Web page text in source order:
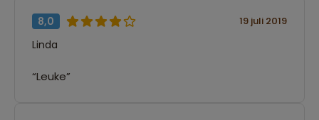
8,0 19 juli 2019
Linda
“Leuke”